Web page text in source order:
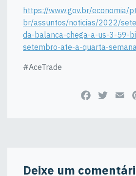
https://www.gov.br/economia/
br/assuntos/noticias/2022/
da-balanca-chega-a-us-3-59-
setembro-ate-a-quarta-
#AceTrade
FacebookTwitterEmail
Deixe um